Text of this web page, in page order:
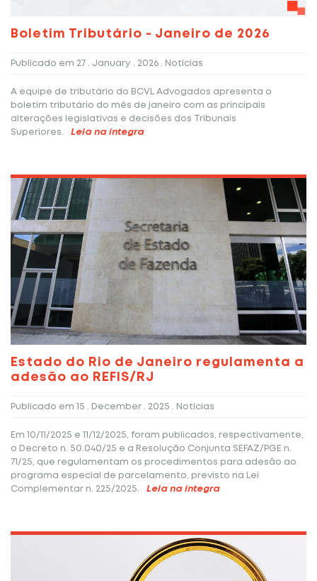
Boletim Tributário - Janeiro de 2026
Publicado em 27 . January . 2026 . Notícias
A equipe de tributário do BCVL Advogados apresenta o
boletim tributário do mês de janeiro com as principais
alterações legislativas e decisões dos Tribunais
Superiores.
Leia na íntegra
Estado do Rio de Janeiro regulamenta a
adesão ao REFIS/RJ
Publicado em 15 . December . 2025 . Notícias
Em 10/11/2025 e 11/12/2025, foram publicados, respectivamente,
o Decreto n. 50.040/25 e a Resolução Conjunta SEFAZ/PGE n.
71/25, que regulamentam os procedimentos para adesão ao
programa especial de parcelamento, previsto na Lei
Complementar n. 225/2025.
Leia na íntegra